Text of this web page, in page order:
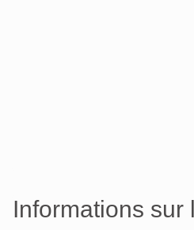
Informations sur